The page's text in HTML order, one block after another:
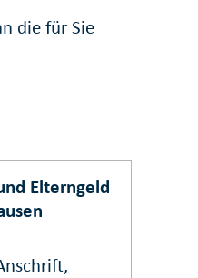
die für Sie
Elterngeld